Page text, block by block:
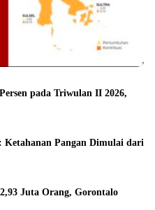
pada Triwulan II 2026,
Ketahanan Pangan Dimulai dari
Juta Orang, Gorontalo